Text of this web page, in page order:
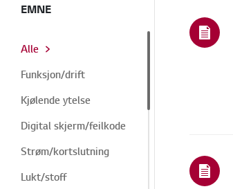
EMNE
Alle
Funksjon/drift
Kjølende ytelse
Digital skjerm/feilkode
Strøm/kortslutning
Lukt/stoff